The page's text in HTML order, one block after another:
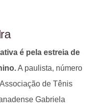
é pela estreia de
A paulista, número
de Tênis
Gabriela